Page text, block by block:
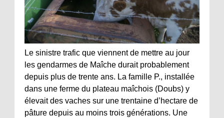
Le sinistre trafic que viennent de mettre au jour
les gendarmes de Maîche durait probablement
depuis plus de trente ans. La famille P., installée
dans une ferme du plateau maîchois (Doubs) y
élevait des vaches sur une trentaine d’hectare de
pâture depuis au moins trois générations. Une